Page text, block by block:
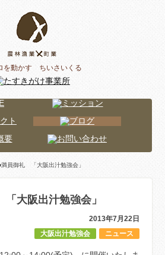
を動かす ちいさいくる
員御礼 「大阪出汁勉強会」
大阪出汁勉強会」
2013年7月22日
ニュース
大阪出汁勉強会